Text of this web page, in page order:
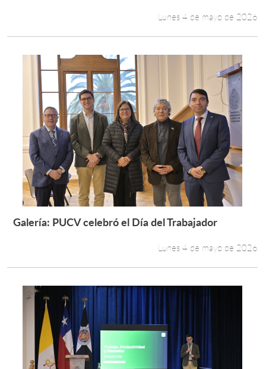
Lunes 4 de mayo de 2026
Leer más +
Galería: PUCV celebró el Día del Trabajador
Lunes 4 de mayo de 2026